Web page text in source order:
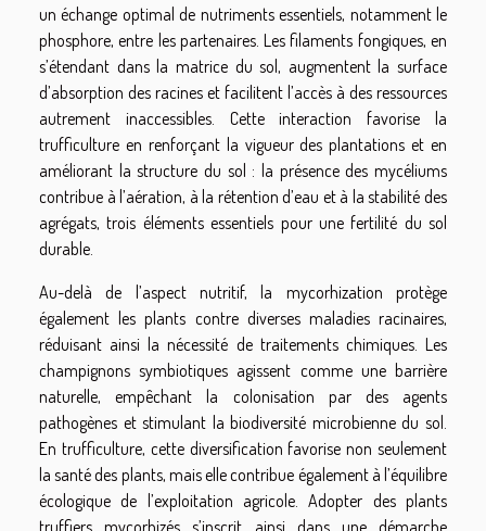
un échange optimal de nutriments essentiels, notamment le
phosphore, entre les partenaires. Les filaments fongiques, en
s’étendant dans la matrice du sol, augmentent la surface
d’absorption des racines et facilitent l’accès à des ressources
autrement inaccessibles. Cette interaction favorise la
trufficulture en renforçant la vigueur des plantations et en
améliorant la structure du sol : la présence des mycéliums
contribue à l’aération, à la rétention d’eau et à la stabilité des
agrégats, trois éléments essentiels pour une fertilité du sol
durable.
Au-delà de l’aspect nutritif, la mycorhization protège
également les plants contre diverses maladies racinaires,
réduisant ainsi la nécessité de traitements chimiques. Les
champignons symbiotiques agissent comme une barrière
naturelle, empêchant la colonisation par des agents
pathogènes et stimulant la biodiversité microbienne du sol.
En trufficulture, cette diversification favorise non seulement
la santé des plants, mais elle contribue également à l’équilibre
écologique de l’exploitation agricole. Adopter des plants
truffiers mycorhizés s’inscrit ainsi dans une démarche